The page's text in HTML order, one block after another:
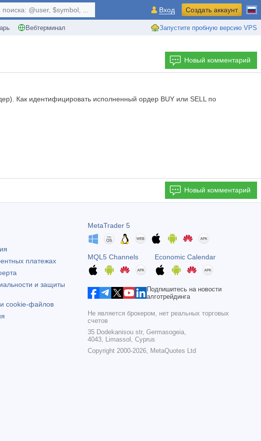
Вебтерминал Запустите пробную версию VPS
поиска: @user, $symbol, ... Вход Создать аккаунт
Новый комментарий
Как идентифицировать исполненный ордер BUY или SELL по
Новый комментарий
платежах
и защиты
cookie-файлов
MetaTrader 5
MQL5 Channels Economic Calendar
Подпишитесь на новости
алготрейдинга
Не является брокером, нет реальных торговых
счетов
35 Dodekanisou str, Germasogeia,
4043, Limassol, Cyprus
Copyright 2000-2026,
MetaQuotes Ltd